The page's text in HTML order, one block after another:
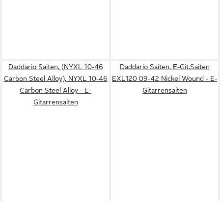
Daddario Saiten, (NYXL 10-46
Carbon Steel Alloy), NYXL 10-46
Carbon Steel Alloy - E-
Gitarrensaiten
Daddario Saiten, E-Git.Saiten
EXL120 09-42 Nickel Wound - E-
Gitarrensaiten